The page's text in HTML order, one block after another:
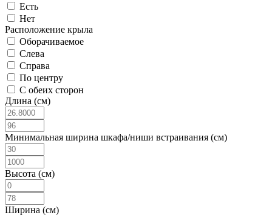
Есть
Нет
Расположение крыла
Оборачиваемое
Слева
Справа
По центру
С обеих сторон
Длина (см)
Минимальная ширина шкафа/ниши встраивания (см)
Высота (см)
Ширина (см)